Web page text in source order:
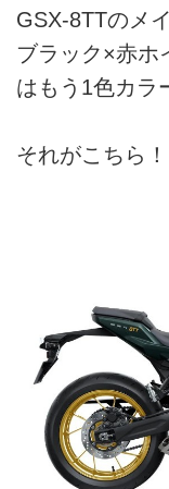
GSX-8TTのメ
ブラック×赤ホ
はもう1色カラ
それがこちら！